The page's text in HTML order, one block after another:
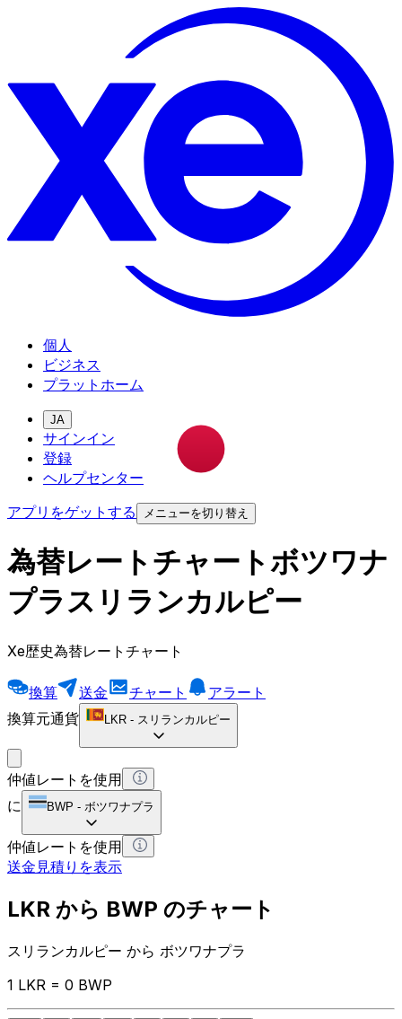
個人
ビジネス
プラットホーム
JA
サインイン
登録
ヘルプセンター
アプリをゲットする
メニューを切り替え
為替レートチャートボツワナ
プラスリランカルピー
Xe歴史為替レートチャート
換算 送金 チャート
アラート
換算元通貨
LKR - スリランカルピー
仲値レートを使用
に
BWP - ボツワナプラ
仲値レートを使用
送金見積りを表示
LKR から BWP のチャート
スリランカルピー から ボツワナプラ
1 LKR = 0 BWP